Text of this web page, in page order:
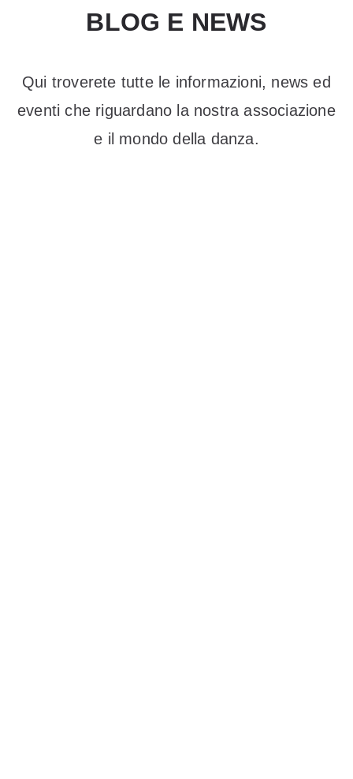
BLOG E NEWS
Qui troverete tutte le informazioni, news ed
eventi che riguardano la nostra associazione
e il mondo della danza.